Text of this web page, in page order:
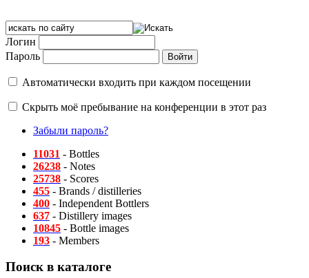
Логин
Пароль
Автоматически входить при каждом посещении
Скрыть моё пребывание на конференции в этот раз
Забыли пароль?
11031 - Bottles
26238 - Notes
25738 - Scores
455 - Brands / distilleries
400 - Independent Bottlers
637 - Distillery images
10845 - Bottle images
193 - Members
Поиск в каталоге